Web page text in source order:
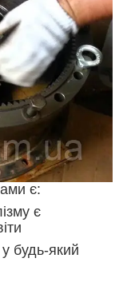
є:
є
будь-який